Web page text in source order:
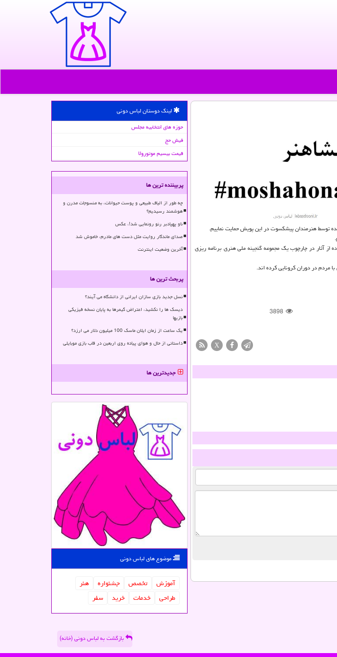
توسط هنرمندان پیشكسوت در این پویش حمایت نماییم.
از آثار در چارچوب یك مجموعه گنجینه ملی هنری برنامه ریزی
مردم در دوران كرونایی كرده اند.
3898
X
لینک دوستان لباس دونی
حوزه های انتخابیه مجلس
فیش حج
قیمت بیسیم موتورولا
پربیننده ترین ها
چه طور از الیاف طبیعی و پوست حیوانات، به منسوجات مدرن و
هوشمند رسیدیم؟
ناو پهپادبر رنو رونمایی شد!، عکس
صدای ماندگار روایت مثل دست های مادرم، خاموش شد
آخرین وضعیت اینترنت
پربحث ترین ها
نسل جدید بازی سازان ایرانی از دانشگاه می آیند؟
دیسک ها را نکشید، اعتراض گیمرها به پایان نسخه فیزیکی
بازیها
یک ساعت از زمان ایلان ماسک 100 میلیون دلار می ارزد؟
داستانی از حال و هوای پیاده روی اربعین در قاب بازی موبایلی
جدیدترین ها
موضوع های لباس دونی
آموزش تخصص جشنواره
هنر
طراحی
خدمات خرید سفر
بازگشت به لباس دونی (خانه)